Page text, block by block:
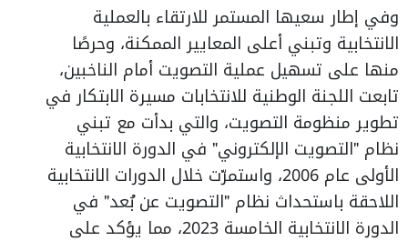
وفي إطار سعيها المستمر للارتقاء بالعملية
الانتخابية وتبني أعلى المعايير الممكنة، وحرصًا
منها على تسهيل عملية التصويت أمام الناخبين،
تابعت اللجنة الوطنية للانتخابات مسيرة الابتكار في
تطوير منظومة التصويت، والتي بدأت مع تبني
نظام "التصويت الإلكتروني" في الدورة الانتخابية
الأولى عام 2006، واستمرّت خلال الدورات الانتخابية
اللاحقة باستحداث نظام "التصويت عن بُعد" في
الدورة الانتخابية الخامسة 2023، مما يؤكد على